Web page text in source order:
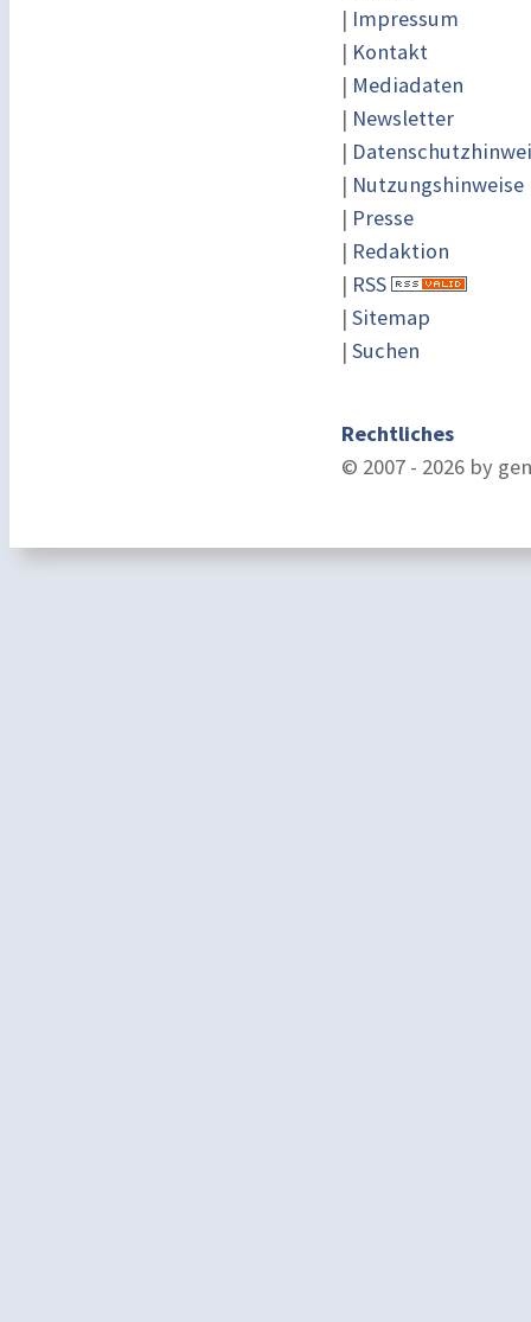
| Impressum
| Kontakt
| Mediadaten
| Newsletter
|
| Nutzungshinweise
| Presse
| Redaktion
| RSS
| Sitemap
| Suchen
Rechtliches
© 2007 - 2026 by